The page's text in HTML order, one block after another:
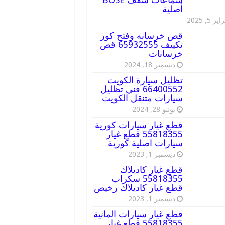
أصلية
5, 2025
قص خرسانه وفتح كور
تكييف 65932555 قص
خرسانات
ديسمبر 18, 2024
تظليل سيارة الكويت
66400552 فني تظليل
سيارات متنقل الكويت
يونيو 28, 2024
قطع غيار سيارات كورية
55818355 قطع غيار
سيارات اصلية كورية
ديسمبر 1, 2023
قطع غيار كاديلاك
55818355 سكراب
قطع غيار كاديلاك رخيص
ديسمبر 1, 2023
قطع غيار سيارات المانية